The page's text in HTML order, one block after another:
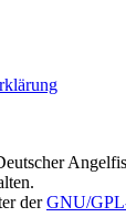
derGNU/